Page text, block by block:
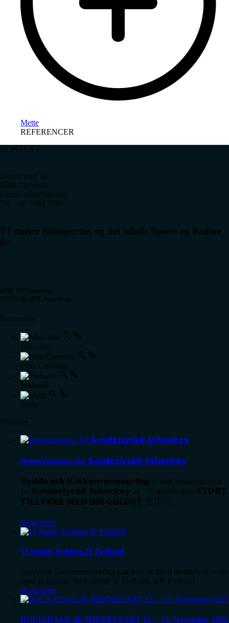
Mette
REFERENCER
KONTAKT
Skovbrynet 36
6580 Vamdrup
Email: sdkr@sdkr.dk
Tlf: +45 3089 7789
VI støtter Elitesporten og det lokale Sports og Kultur
liv
SPIL OP Vamdrup
SYNG og SPIL Vamdrup
Referencer
John-Jane
Ditte Gormsen
Vorbasse
Mette
Nyheder
Bannersponsor for 𝗦ø𝗻𝗱𝗲𝗿𝗷𝘆𝘀𝗸𝗘 𝗜𝘀𝗵𝗼𝗰𝗸𝗲𝘆
𝗦𝘆𝗱𝗱𝗮𝗻𝘀𝗸 𝗞ø𝗸𝗸𝗲𝗻𝗿𝗲𝗻𝗼𝘃𝗲𝗿𝗶𝗻𝗴 er stolt bannersponsor
for 𝗦ø𝗻𝗱𝗲𝗿𝗷𝘆𝘀𝗸𝗘 𝗜𝘀𝗵𝗼𝗰𝗸𝗲𝘆 🏒 Vi ønsker dem 𝗦𝗧𝗢𝗥𝗧
𝗧𝗜𝗟𝗟𝗬𝗞𝗞𝗘 𝗠𝗘𝗗 𝗗𝗠 𝗚𝗨𝗟𝗗𝗘𝗧 🏆 🇩🇰
Read more
Vi Støtter Kolding IF Fodbold
Syddansk Køkkenrenovering kan med stolthed meddele at vi nu
også er sponsor for Kolding IF Fodbold. KIF Fodbold
Read more
BOLIGDAGE.dk MIDDELFART 12. – 13. November 2022